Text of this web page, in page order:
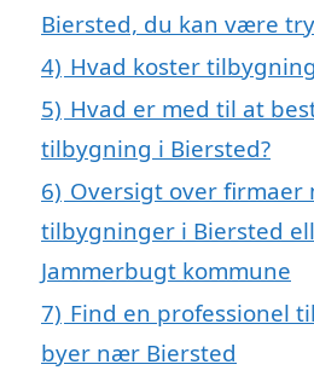
Biersted, du kan være
4) Hvad koster
5) Hvad er med til at
tilbygning i Biersted?
6) Oversigt over firmaer
tilbygninger i Biersted
Jammerbugt kommune
7) Find en professionel
byer nær Biersted